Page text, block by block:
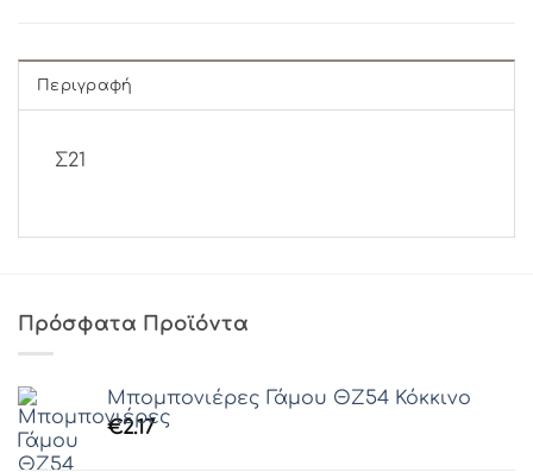
Περιγραφή
Σ21
Πρόσφατα Προϊόντα
Μπομπονιέρες Γάμου ΘZ54 Κόκκινο
€2.17